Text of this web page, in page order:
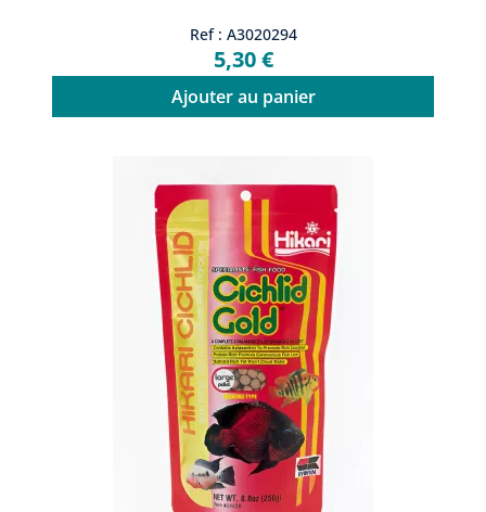
Ref : A3020294
5,30 €
Ajouter au panier